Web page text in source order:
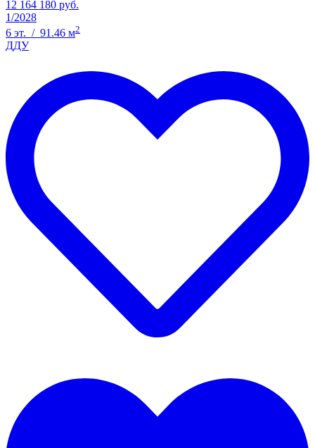
12 164 180 руб.
1/2028
6 эт. / 91.46 м2
ДДУ